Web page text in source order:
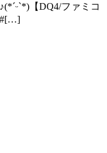
【DQ4/ファミコ
#[…]